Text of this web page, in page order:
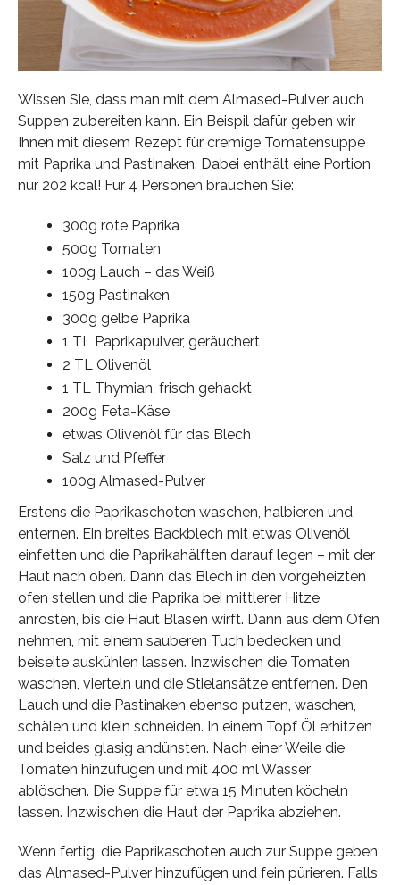
Wissen Sie, dass man mit dem Almased-Pulver auch
Suppen zubereiten kann. Ein Beispil dafür geben wir
Ihnen mit diesem Rezept für cremige Tomatensuppe
mit Paprika und Pastinaken. Dabei enthält eine Portion
nur 202 kcal! Für 4 Personen brauchen Sie:
300g rote Paprika
500g Tomaten
100g Lauch – das Weiß
150g Pastinaken
300g gelbe Paprika
1 TL Paprikapulver, geräuchert
2 TL Olivenöl
1 TL Thymian, frisch gehackt
200g Feta-Käse
etwas Olivenöl für das Blech
Salz und Pfeffer
100g Almased-Pulver
Erstens die Paprikaschoten waschen, halbieren und
enternen. Ein breites Backblech mit etwas Olivenöl
einfetten und die Paprikahälften darauf legen – mit der
Haut nach oben. Dann das Blech in den vorgeheizten
ofen stellen und die Paprika bei mittlerer Hitze
anrösten, bis die Haut Blasen wirft. Dann aus dem Ofen
nehmen, mit einem sauberen Tuch bedecken und
beiseite auskühlen lassen. Inzwischen die Tomaten
waschen, vierteln und die Stielansätze entfernen. Den
Lauch und die Pastinaken ebenso putzen, waschen,
schälen und klein schneiden. In einem Topf Öl erhitzen
und beides glasig andünsten. Nach einer Weile die
Tomaten hinzufügen und mit 400 ml Wasser
ablöschen. Die Suppe für etwa 15 Minuten köcheln
lassen. Inzwischen die Haut der Paprika abziehen.
Wenn fertig, die Paprikaschoten auch zur Suppe geben,
das Almased-Pulver hinzufügen und fein pürieren. Falls